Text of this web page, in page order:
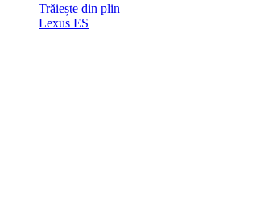
Trăiește din plin
Lexus ES